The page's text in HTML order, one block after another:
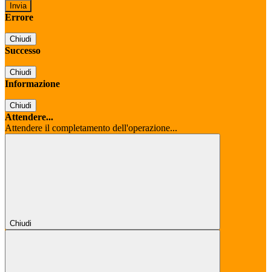
Errore
Chiudi
Successo
Chiudi
Informazione
Chiudi
Attendere...
Attendere il completamento dell'operazione...
Chiudi